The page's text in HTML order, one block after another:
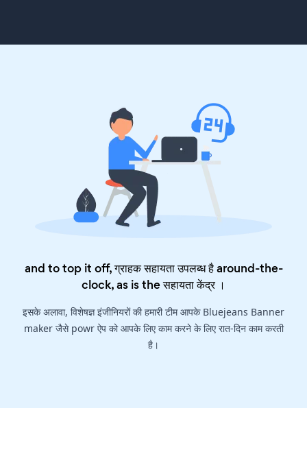
and to top it off, ग्राहक सहायता उपलब्ध है around-the-
clock, as is theसहायता केंद्र।
इसके अलावा, विशेषज्ञ इंजीनियरों की हमारी टीम आपके Bluejeans Banner
maker जैसे powr ऐप को आपके लिए काम करने के लिए रात-दिन काम करती
है।